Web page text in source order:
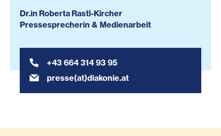
Dr.in Roberta Rastl-Kircher
Pressesprecherin & Medienarbeit
+43 664 314 93 95
presse(at)diakonie.at